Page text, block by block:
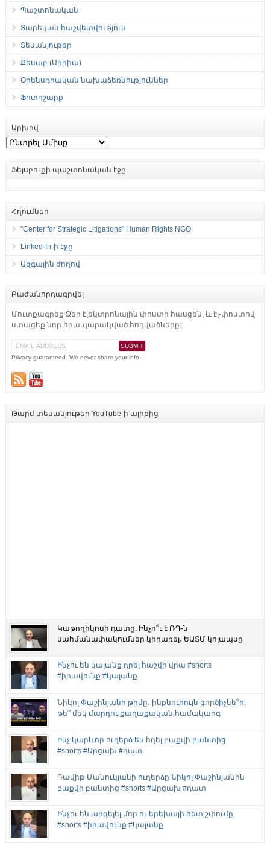
Պաշտոնական
Տարեկան հաշվետվություն
Տեսանյութեր
Քեսաբ (Սիրիա)
Օրենսդրական նախաձեռնություններ
Ֆոտոշարք
Արխիվ
Արխիվ
Ֆեյսբուքի պաշտոնական էջը
Հղումներ
"Center for Strategic Litigations" Human Rights NGO
Linked-In-ի էջը
Ազգային ժողով
Բաժանորդագրվել
Մուտքագրեք Ձեր էլեկտրոնային փոստի հասցեն, և էլ-փոստով
ստացեք նոր հրապարակված հոդվածները:
Privacy guaranteed. We never share your info.
Թարմ տեսանյութեր YouTube-ի ալիքից
Կաթողիկոսի դատը. Ինչո՞ւ է ՌԴ-ն
սահմանափակումներ կիրառել․ ԵԱՏՄ կոլապսը
Ինչու են կալանք դրել հաշվի վրա #shorts
#իրավունք #կալանք
Նիկոլ Փաշինյանի թիմը․ ինքնուրույն գործիչնե՞ր,
թե՞ մեկ մարդու քաղաքական համակարգ
Ինչ կարևոր ուղերձ են հղել բաքվի բանտից
#shorts #Արցախ #դատ
Դավիթ Մանուկյանի ուղերձը Նիկոլ Փաշինյանին
բաքվի բանտից #shorts #Արցախ #դատ
Ինչու են արգելել մոր ու երեխայի հետ շփումը
#shorts #իրավունք #կալանք